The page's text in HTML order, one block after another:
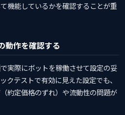
機能しているかを確認することが重
動作を確認する
実際にボットを稼働させて設定の妥
クテストで有効に見えた設定でも、
約定価格のずれ）や流動性の問題が